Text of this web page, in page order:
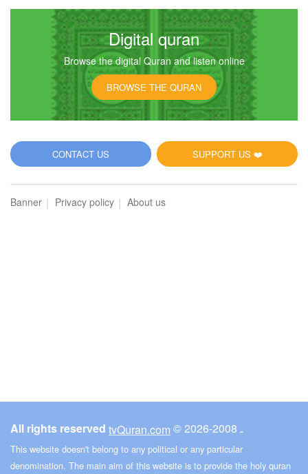
Digital quran
Browse the digital Quran and listen online
BROWSE THE QURAN
SUPPORT US ❤️
CONTACT US
Banner Privacy policy About us
All rights reserved tvQuran.com © ـ 2008-2026
This website doesn't belong to any political or any particular
denomination. The main aim of this website is to provide the holy quran